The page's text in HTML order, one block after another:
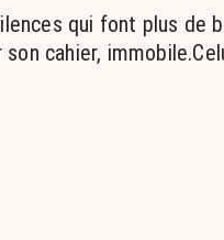
qui font plus de
son cahier,